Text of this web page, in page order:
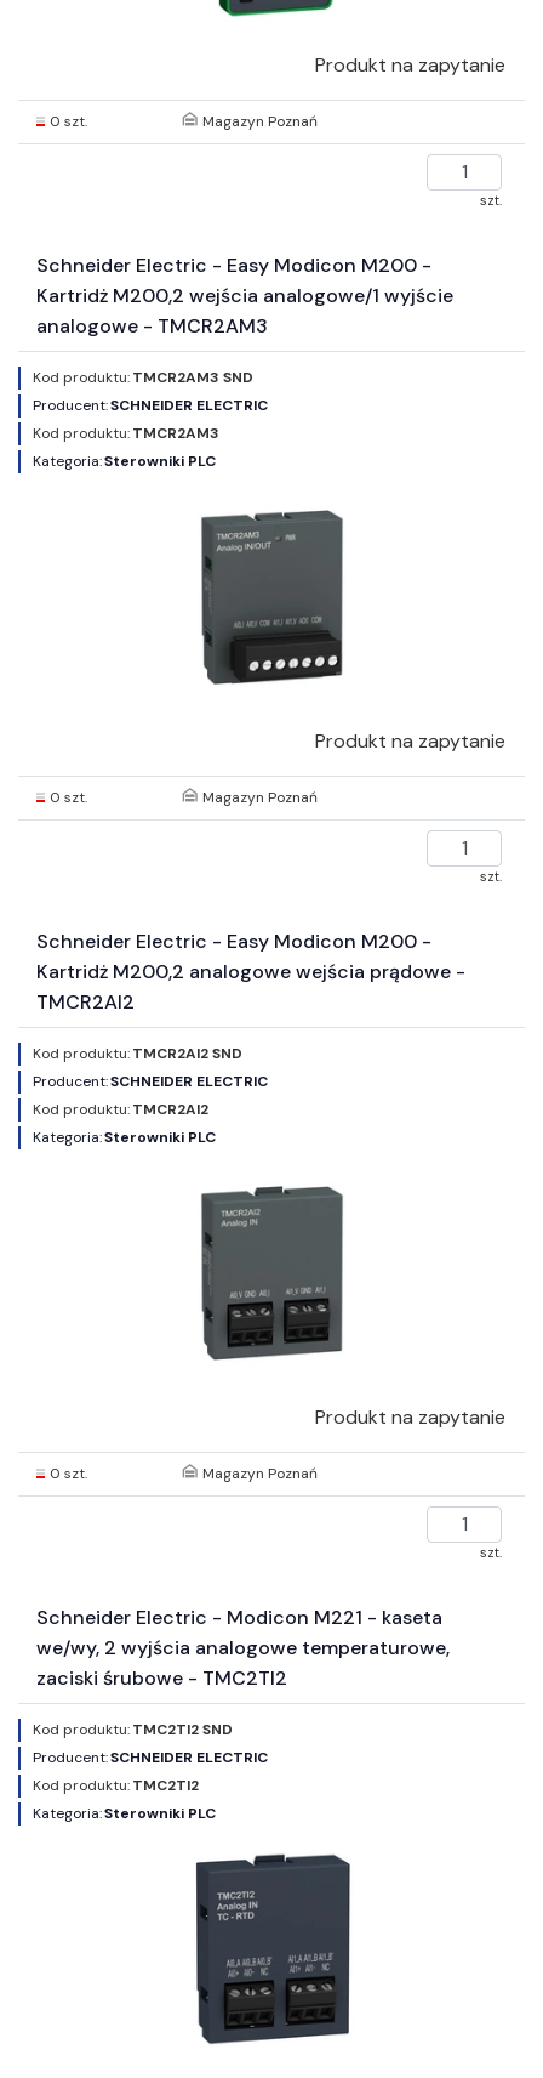
Produkt na zapytanie
0 szt. Magazyn Poznań
szt.
Schneider Electric - Easy Modicon M200 -
Kartridż M200,2 wejścia analogowe/1 wyjście
analogowe - TMCR2AM3
Kod produktu:TMCR2AM3 SND
Producent:SCHNEIDER ELECTRIC
Kod produktu:TMCR2AM3
Kategoria:Sterowniki PLC
Produkt na zapytanie
0 szt. Magazyn Poznań
szt.
Schneider Electric - Easy Modicon M200 -
Kartridż M200,2 analogowe wejścia prądowe -
TMCR2AI2
Kod produktu:TMCR2AI2 SND
Producent:SCHNEIDER ELECTRIC
Kod produktu:TMCR2AI2
Kategoria:Sterowniki PLC
Produkt na zapytanie
0 szt. Magazyn Poznań
szt.
Schneider Electric - Modicon M221 - kaseta
we/wy, 2 wyjścia analogowe temperaturowe,
zaciski śrubowe - TMC2TI2
Kod produktu:TMC2TI2 SND
Producent:SCHNEIDER ELECTRIC
Kod produktu:TMC2TI2
Kategoria:Sterowniki PLC